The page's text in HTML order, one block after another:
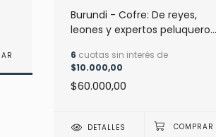
Burundi - Cofre: De reyes,
leones y expertos peluqueros
6 cuotas sin interés de
$10.000,00
$60.000,00
DETALLES